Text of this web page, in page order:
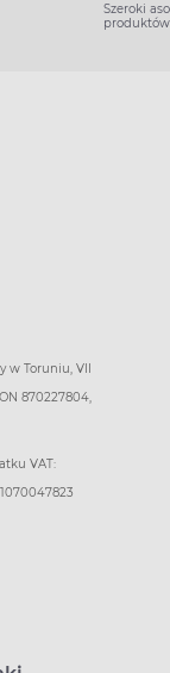
Szeroki
produktów
w Toruniu, VII
870227804,
VAT: